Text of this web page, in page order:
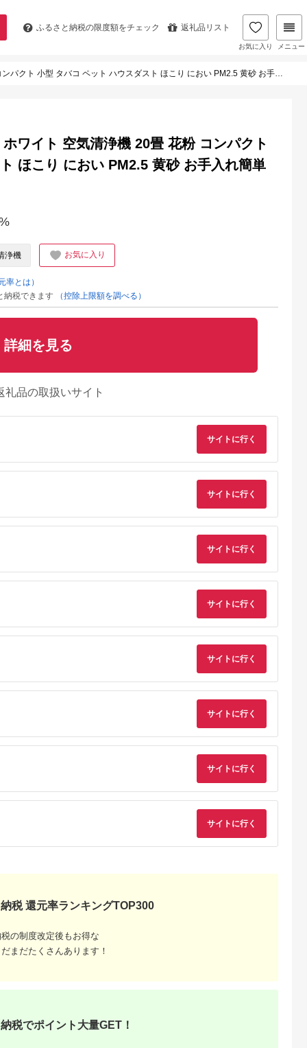
ふるさと納税の限度額をチェック 返礼品リスト
お気に入り メニュー
タバコ ペット ハウスダスト ほこり におい PM2.5 黄砂 お手入れ簡単 アイリスオーヤマ
カドー
SAP002
T106 SHARP 加湿
空気清浄機 KI-US50-
イオン 花粉 カビ 集じ
ん 消臭 脱臭 ウイルス
と納税
紫外線LED空気清浄機
KOROSUKE
Petit（ライトラベン
空気清浄機 25畳 ほ
りセンサー 自動運転
モード マイナスイオ
ン お手入れ簡単 モニ
ター空気清浄機 25畳
アイリスオーヤマ 静
音 リビング お手入れ
簡単 省エネ センサー
花粉対策 HEPAフィ
ター 自動運転
プ」
ビ
ワイト 空気清浄機 20畳 花粉 コンパクト
ほこり におい PM2.5 黄砂 お手入れ簡単
浄機 お気に入り
率とは）
納税できます
（控除上限額を調べる）
詳細を見る
礼品の取扱いサイト
サイトに行く
サイトに行く
サイトに行く
サイトに行く
サイトに行く
サイトに行く
サイトに行く
サイトに行く
税 還元率ランキングTOP300
の制度改定後もお得な
まだたくさんあります！
税でポイント大量GET！